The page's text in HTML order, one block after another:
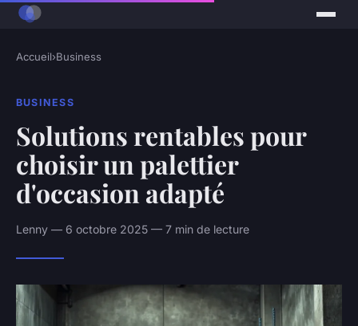
Accueil›Business
BUSINESS
Solutions rentables pour
choisir un palettier
d'occasion adapté
Lenny — 6 octobre 2025 — 7 min de lecture